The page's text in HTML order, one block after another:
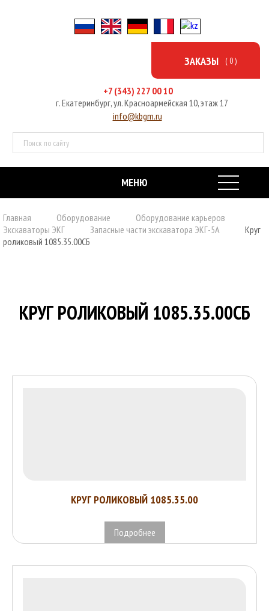
+7 (343) 227 00 10
г. Екатеринбург, ул. Красноармейская 10, этаж 17
info@kbgm.ru
ЗАКАЗЫ ( 0 )
МЕНЮ
ОБОРУДОВАНИЕ
КОНТАКТЫ
Главная Оборудование
Оборудование карьеров
Экскаваторы ЭКГ
Запасные части экскаватора ЭКГ-5А
Круг
роликовый 1085.35.00СБ
КРУГ РОЛИКОВЫЙ 1085.35.00СБ
КРУГ РОЛИКОВЫЙ 1085.35.00
Подробнее